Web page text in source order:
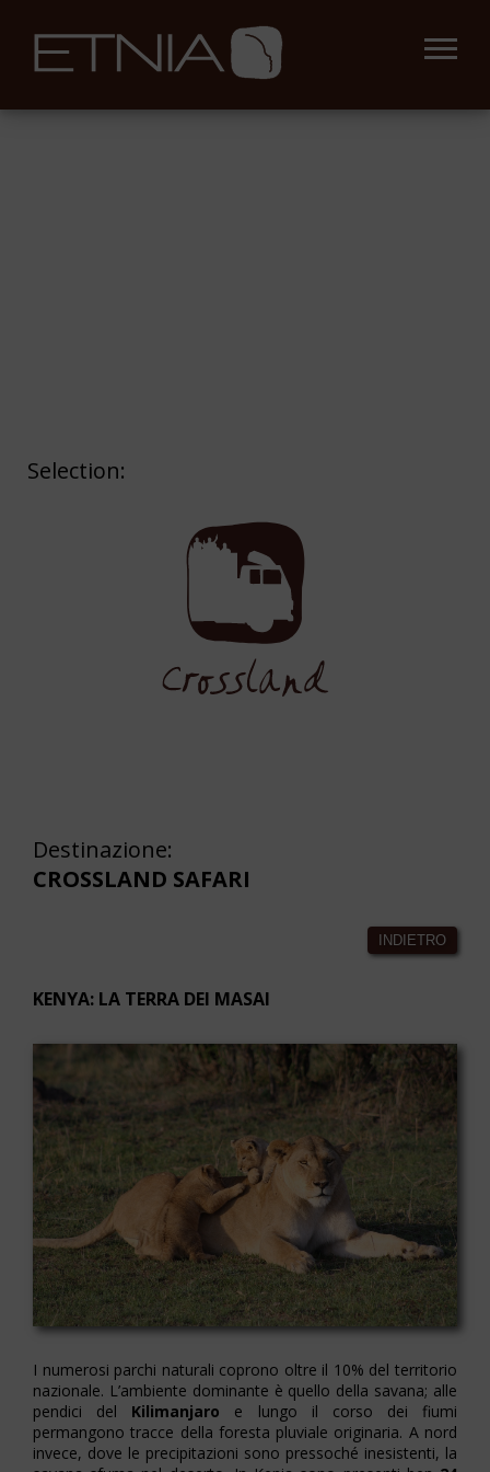
Selection:
Destinazione:
CROSSLAND SAFARI
INDIETRO
KENYA: LA TERRA DEI MASAI
I numerosi parchi naturali coprono oltre il 10% del territorio
nazionale. L’ambiente dominante è quello della savana; alle
pendici del Kilimanjaro e lungo il corso dei fiumi
permangono tracce della foresta pluviale originaria. A nord
invece, dove le precipitazioni sono pressoché inesistenti, la